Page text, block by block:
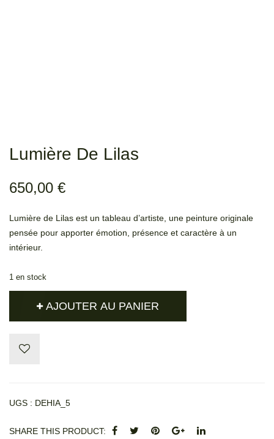
Lumière De Lilas
650,00 €
Lumière de Lilas est un tableau d’artiste, une peinture originale
pensée pour apporter émotion, présence et caractère à un
intérieur.
1 en stock
AJOUTER AU PANIER
UGS : DEHIA_5
SHARE THIS PRODUCT